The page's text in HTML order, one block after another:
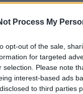
Process My
opt-out of the sale,
for targeted
selection. Please note
interest-based ads
to third parties
pareigūnų ir
teritorijos
jis, tiek Rusijos
karą yra „visiškai